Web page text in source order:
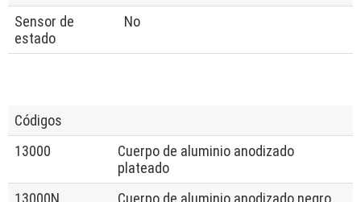
Sensor de
estado
No
Códigos
13000
Cuerpo de aluminio anodizado
plateado
13000N
Cuerpo de aluminio anodizado negro